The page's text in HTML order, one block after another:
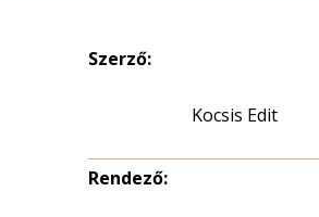
Szerző:
Kocsis Edit
Rendező: